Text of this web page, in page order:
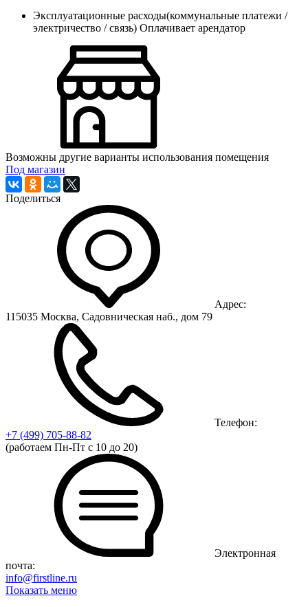
Эксплуатационные расходы(коммунальные платежи /
электричество / связь) Оплачивает арендатор
Возможны другие варианты использования помещения
Под магазин
Поделиться
Адрес:
115035 Москва, Садовническая наб., дом 79
Телефон:
+7 (499) 705-88-82
(работаем Пн-Пт с 10 до 20)
Электронная
почта:
info@firstline.ru
Показать меню